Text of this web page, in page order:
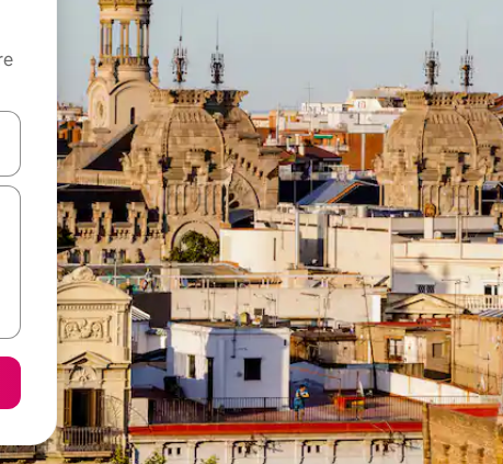
arrow keys or explore by touch or swipe gestures.